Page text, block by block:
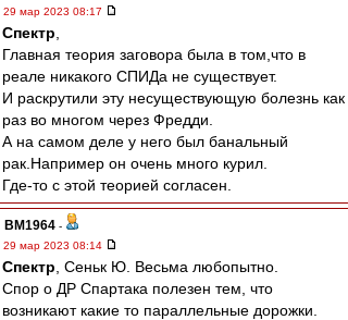
29 мар 2023 08:17
Спектр
Главная теория заговора была в том,что в
реале никакого СПИДа не существует.
И раскрутили эту несуществующую болезнь как
раз во многом через Фредди.
А на самом деле у него был банальный
рак.Например он очень много курил.
Где-то с этой теорией согласен.
BM1964 -
29 мар 2023 08:14
Спектр , Сеньк Ю. Весьма любопытно.
Спор о ДР Спартака полезен тем, что
возникают какие то параллельные дорожки.